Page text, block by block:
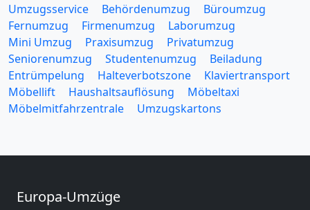
Umzugsservice Behördenumzug
Büroumzug
Fernumzug
Firmenumzug
Laborumzug
Mini Umzug
Praxisumzug
Privatumzug
Seniorenumzug
Studentenumzug
Beiladung
Entrümpelung
Halteverbotszone
Klaviertransport
Möbellift
Haushaltsauflösung
Möbeltaxi
Möbelmitfahrzentrale
Umzugskartons
Europa-Umzüge